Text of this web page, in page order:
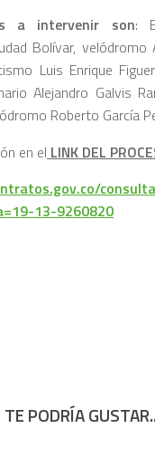
a intervenir son:
Bolívar,
Luis Enrique
Alejandro Galvis
Roberto García
en el LINK DEL
13-9260820
PODRÍA